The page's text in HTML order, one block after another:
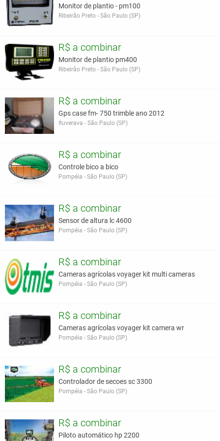
Monitor de plantio - pm100
Ribeirão Preto - São Paulo (SP)
R$ a combinar
Monitor de plantio pm400
Ribeirão Preto - São Paulo (SP)
R$ a combinar
Gps case fm- 750 trimble ano 2012
Ituverava - São Paulo (SP)
R$ a combinar
Controle bico a bico
Pompéia - São Paulo (SP)
R$ a combinar
Sensor de altura lc 4600
Pompéia - São Paulo (SP)
R$ a combinar
Cameras agrícolas voyager kit multi cameras
Pompéia - São Paulo (SP)
R$ a combinar
Cameras agrícolas voyager kit camera wr
Pompéia - São Paulo (SP)
R$ a combinar
Controlador de secoes sc 3300
Pompéia - São Paulo (SP)
R$ a combinar
Piloto automático hp 2200